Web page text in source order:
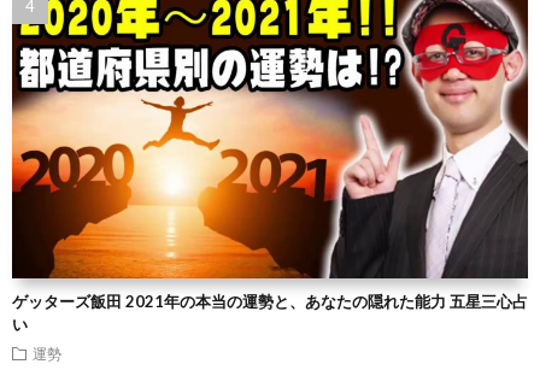
ゲッターズ飯田 2021年の本当の運勢と、あなたの隠れた能力 五星三心占
い
運勢